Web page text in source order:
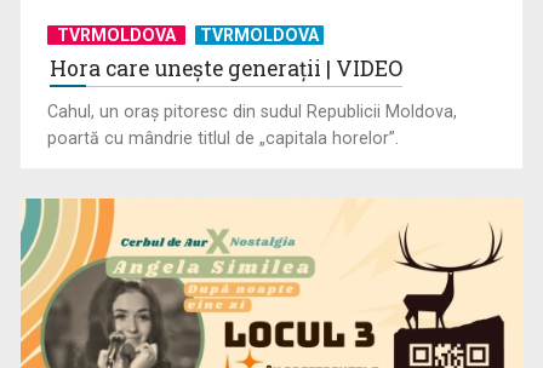
TVRMOLDOVA TVRMOLDOVA
Hora care unește generații | VIDEO
Cahul, un oraș pitoresc din sudul Republicii Moldova,
poartă cu mândrie titlul de „capitala horelor”.